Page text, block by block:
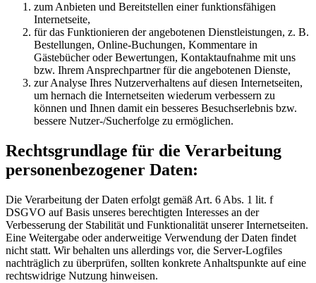
zum Anbieten und Bereitstellen einer funktionsfähigen
Internetseite,
für das Funktionieren der angebotenen Dienstleistungen, z. B.
Bestellungen, Online-Buchungen, Kommentare in
Gästebücher oder Bewertungen, Kontaktaufnahme mit uns
bzw. Ihrem Ansprechpartner für die angebotenen Dienste,
zur Analyse Ihres Nutzerverhaltens auf diesen Internetseiten,
um hernach die Internetseiten wiederum verbessern zu
können und Ihnen damit ein besseres Besuchserlebnis bzw.
bessere Nutzer-/Sucherfolge zu ermöglichen.
Rechtsgrundlage für die Verarbeitung
personenbezogener Daten:
Die Verarbeitung der Daten erfolgt gemäß Art. 6 Abs. 1 lit. f
DSGVO auf Basis unseres berechtigten Interesses an der
Verbesserung der Stabilität und Funktionalität unserer Internetseiten.
Eine Weitergabe oder anderweitige Verwendung der Daten findet
nicht statt. Wir behalten uns allerdings vor, die Server-Logfiles
nachträglich zu überprüfen, sollten konkrete Anhaltspunkte auf eine
rechtswidrige Nutzung hinweisen.